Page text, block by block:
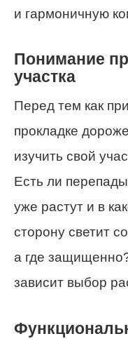
и гармоничную
Понимание
участка
Перед тем как
прокладке
изучить свой
Есть ли
уже растут и в
сторону светит
а где
зависит выбор